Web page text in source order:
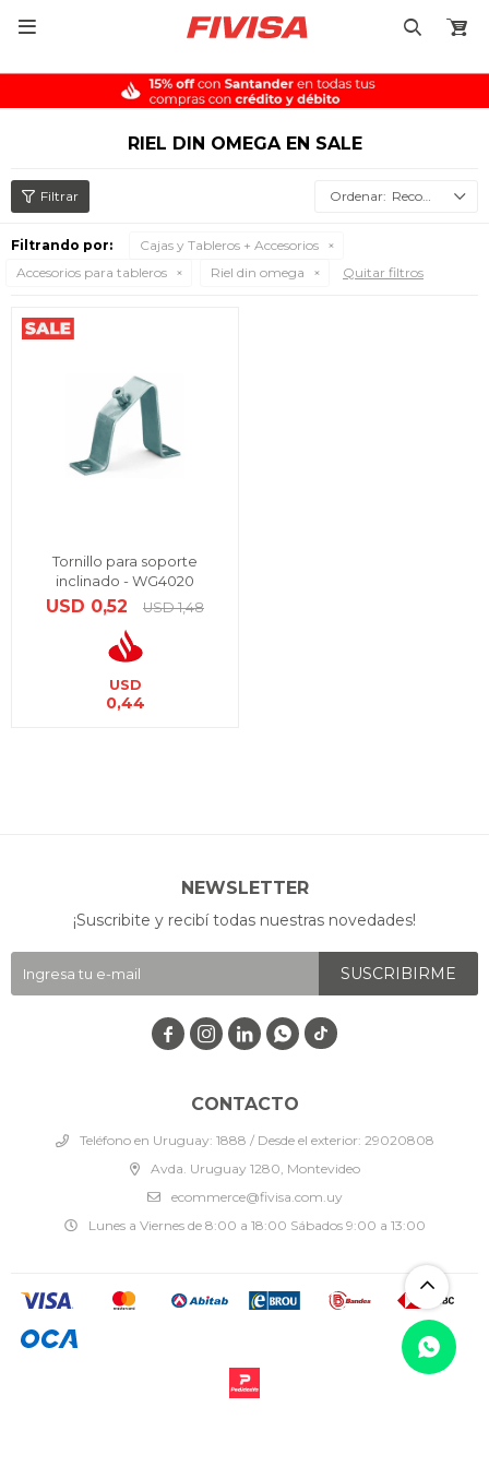

RIEL DIN OMEGA EN SALE
Recomendados
Filtrando por:
Cajas y Tableros + Accesorios
Accesorios para tableros
Riel din omega Quitar filtros
Tornillo para soporte
inclinado - WG4020
USD 0,52 USD 1,48
USD
0,44
CONTACTO
Teléfono en Uruguay: 1888 / Desde el exterior: 29020808
Avda. Uruguay 1280, Montevideo
ecommerce@fivisa.com.uy
Lunes a Viernes de 8:00 a 18:00 Sábados 9:00 a 13:00
NEWSLETTER
¡Suscribite y recibí todas nuestras novedades!
SUSCRIBIRME
   